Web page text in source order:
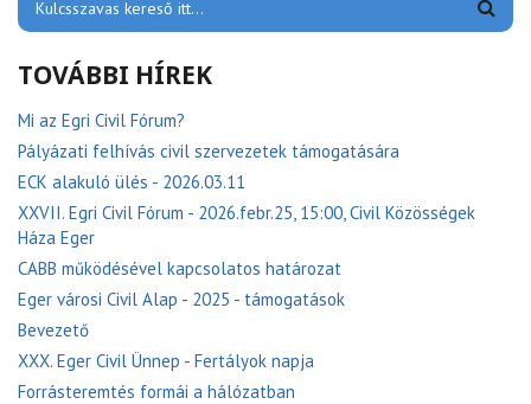
TOVÁBBI HÍREK
Mi az Egri Civil Fórum?
Pályázati felhívás civil szervezetek támogatására
ECK alakuló ülés - 2026.03.11
XXVII. Egri Civil Fórum - 2026.febr.25, 15:00, Civil Közösségek
Háza Eger
CABB működésével kapcsolatos határozat
Eger városi Civil Alap - 2025 - támogatások
Bevezető
XXX. Eger Civil Ünnep - Fertályok napja
Forrásteremtés formái a hálózatban